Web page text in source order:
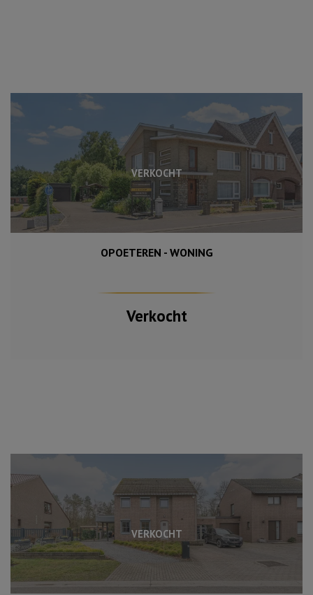
VERKOCHT
651 m² 177 m²
OPOETEREN - WONING
Verkocht
VERKOCHT